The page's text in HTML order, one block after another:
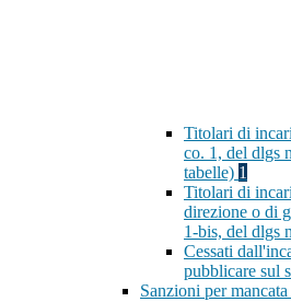
Titolari di
co. 1, del dlgs
tabelle) 1
Titolari di
direzione o di
1-bis, del dlgs
Cessati
pubblicare sul
Sanzioni per